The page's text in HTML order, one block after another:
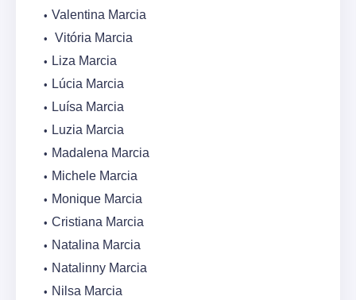
Valentina Marcia
Vitória Marcia
Liza Marcia
Lúcia Marcia
Luísa Marcia
Luzia Marcia
Madalena Marcia
Michele Marcia
Monique Marcia
Cristiana Marcia
Natalina Marcia
Natalinny Marcia
Nilsa Marcia